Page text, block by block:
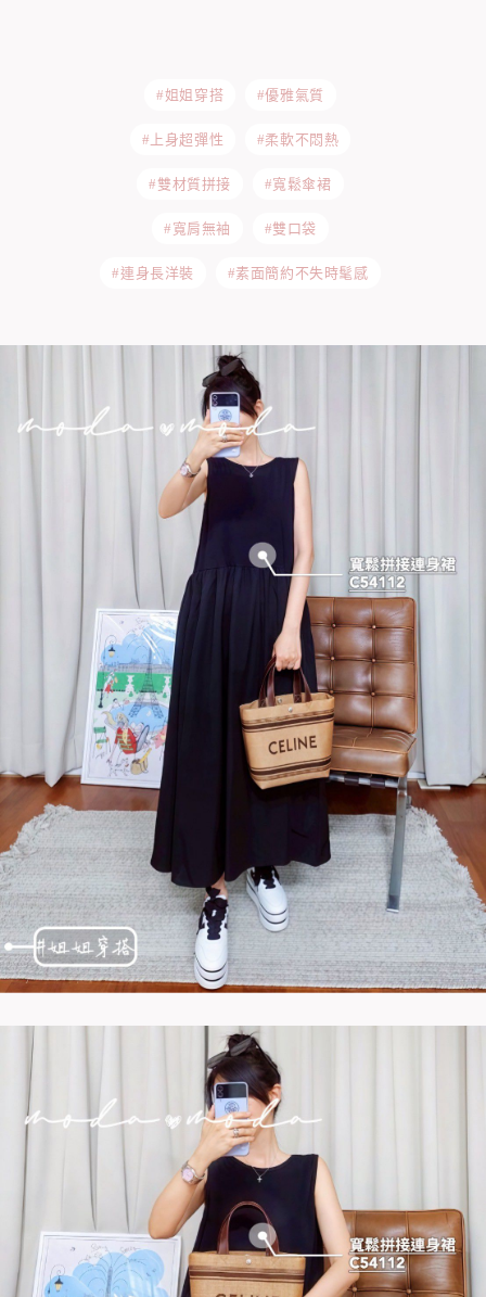
#姐姐穿搭 #優雅氣質
#上身超彈性 #柔軟不悶熱
#雙材質拼接 #寬鬆傘裙
#寬肩無袖 #雙口袋
#連身長洋裝 #素面簡約不失時髦感